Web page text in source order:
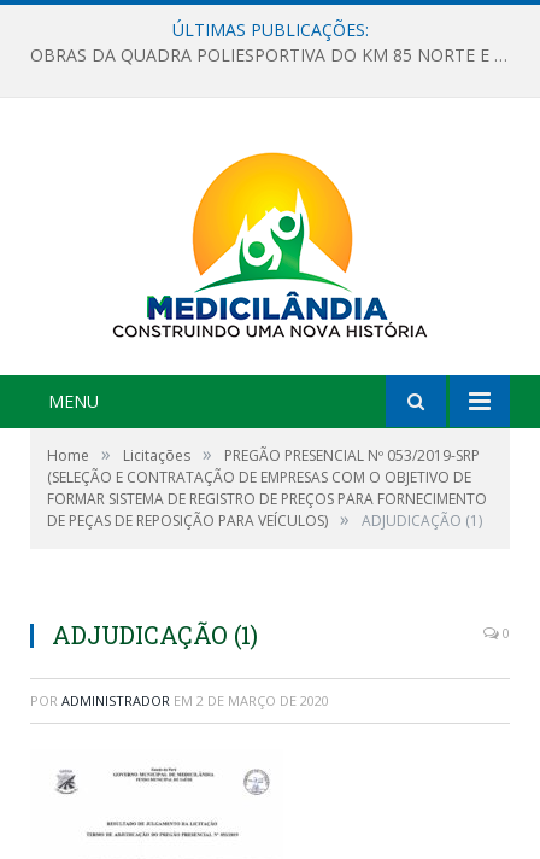
ÚLTIMAS PUBLICAÇÕES:
OBRAS DA QUADRA POLIESPORTIVA DO KM 85 NORTE E DA ESCOLA GASPAR VIANA AVANÇAM
MENU
Home » Licitações »
PREGÃO PRESENCIAL Nº 053/2019-SRP
(SELEÇÃO E CONTRATAÇÃO DE EMPRESAS COM O OBJETIVO DE
FORMAR SISTEMA DE REGISTRO DE PREÇOS PARA FORNECIMENTO
DE PEÇAS DE REPOSIÇÃO PARA VEÍCULOS) » ADJUDICAÇÃO (1)
ADJUDICAÇÃO (1) 0
POR ADMINISTRADOR EM 2 DE MARÇO DE 2020